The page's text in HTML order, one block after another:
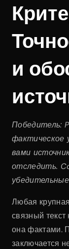
и
Победитель:
фактическое
вами
отследить.
Любая
связный текст
она фактами.
заключается